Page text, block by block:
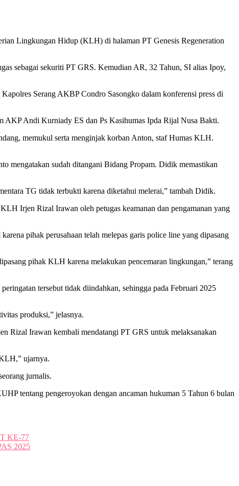
Lingkungan Hidup (KLH) di halaman PT Genesis Regeneration
sebagai sekuriti PT GRS. Kemudian AR, 32 Tahun, SI alias Ipoy,
Serang AKBP Condro Sasongko dalam konferensi press di
AKP Andi Kurniady ES dan Ps Kasihumas Ipda Rijal Nusa Bakti.
memukul serta menginjak korban Anton, staf Humas KLH.
mengatakan sudah ditangani Bidang Propam. Didik memastikan
TG tidak terbukti karena diketahui melerai,” tambah Didik.
Irjen Rizal Irawan oleh petugas keamanan dan pengamanan yang
pihak perusahaan telah melepas garis police line yang dipasang
pihak KLH karena melakukan pencemaran lingkungan,” terang
tersebut tidak diindahkan, sehingga pada Februari 2025
produksi,” jelasnya.
Rizal Irawan kembali mendatangi PT GRS untuk melaksanakan
ujarnya.
jurnalis.
tentang pengeroyokan dengan ancaman hukuman 5 Tahun 6 bulan
KE-77
2025